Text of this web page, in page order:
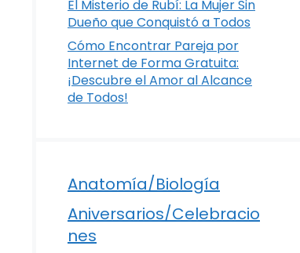
El Misterio de Rubí: La Mujer Sin
Dueño que Conquistó a Todos
Cómo Encontrar Pareja por
Internet de Forma Gratuita:
¡Descubre el Amor al Alcance
de Todos!
Anatomía/Biología
Aniversarios/Celebracio
nes